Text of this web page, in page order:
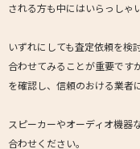
される方も中にはいらっしゃ
いずれにしても査定依頼を検
合わせてみることが重要です
を確認し、信頼のおける業者
スピーカーやオーディオ機器
合わせください。